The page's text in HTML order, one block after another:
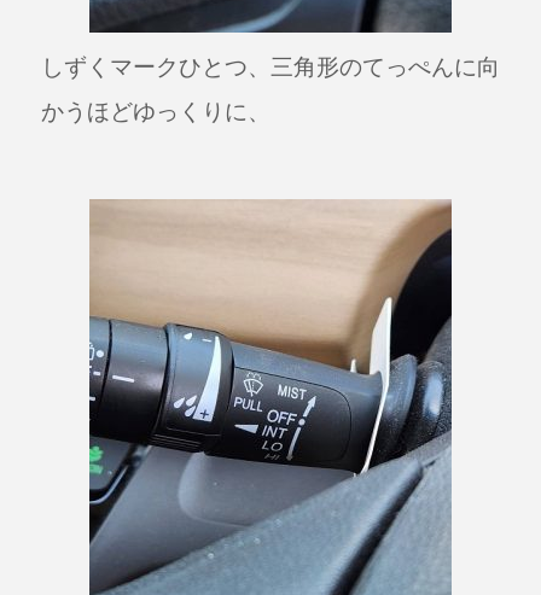
しずくマークひとつ、三角形のてっぺんに向
かうほどゆっくりに、